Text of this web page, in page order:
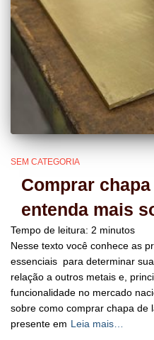
SEM CATEGORIA
Comprar
entenda mais
Tempo de leitura: 2 minutos
Nesse texto você conhece as
essenciais para determinar
relação a outros metais e,
funcionalidade no mercado
sobre como comprar chapa de
presente em Leia mais…